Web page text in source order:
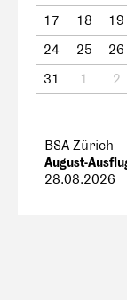
17
18 19
24
25 26
31
1 2
BSA Zürich
August-
28.08.2026